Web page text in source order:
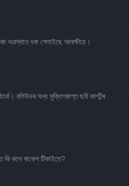
অৱস্থাত ধৰা পেলাইছে আৰক্ষীয়ে।
বলিউডৰ সদ্য মুক্তিপ্ৰাপ্ত ছবি কাশ্মীৰ
কি কলে ৰাকেশ টিকাইতে?